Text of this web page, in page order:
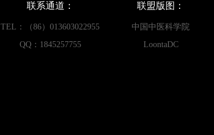
联系通道：
TEL：（86）013603022955
QQ：1845257755
联盟版图：
中国中医科学院
LoontaDC